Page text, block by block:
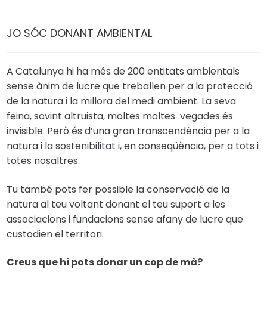
JO SÓC DONANT AMBIENTAL
A Catalunya hi ha més de 200 entitats ambientals
sense ànim de lucre que treballen per a la protecció
de la natura i la millora del medi ambient. La seva
feina, sovint altruista, moltes moltes vegades és
invisible. Però és d’una gran transcendència per a la
natura i la sostenibilitat i, en conseqüència, per a tots i
totes nosaltres.
Tu també pots fer possible la conservació de la
natura al teu voltant donant el teu suport a les
associacions i fundacions sense afany de lucre que
custodien el territori.
Creus que hi pots donar un cop de mà?